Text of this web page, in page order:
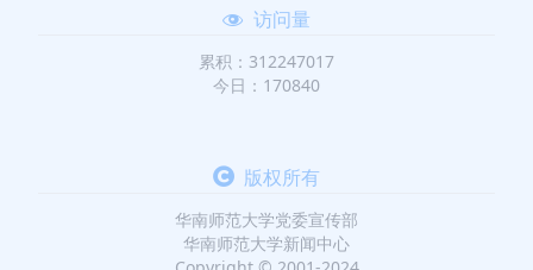
访问量
累积：312247017
今日：170840
版权所有
华南师范大学党委宣传部
华南师范大学新闻中心